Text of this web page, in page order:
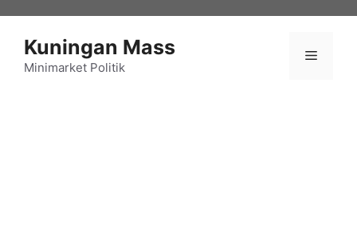
Kuningan Mass
Minimarket Politik
Menu